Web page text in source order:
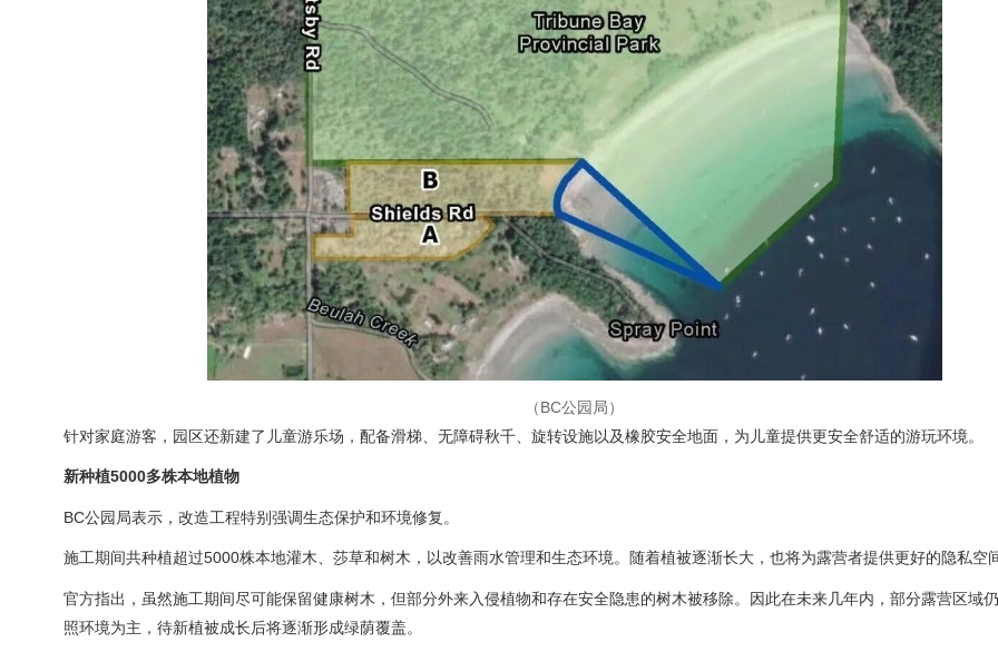
（BC公园局）
针对家庭游客，园区还新建了儿童游乐场，配备滑梯、无障碍秋千、旋转设施以及橡胶安全地面，为儿童提供更安全舒适的游玩环境。
新种植5000多株本地植物
BC公园局表示，改造工程特别强调生态保护和环境修复。
施工期间共种植超过5000株本地灌木、莎草和树木，以改善雨水管理和生态环境。随着植被逐渐长大，也将为露营者提供更好的隐私空间
官方指出，虽然施工期间尽可能保留健康树木，但部分外来入侵植物和存在安全隐患的树木被移除。因此在未来几年内，部分露营区域
照环境为主，待新植被成长后将逐渐形成绿荫覆盖。